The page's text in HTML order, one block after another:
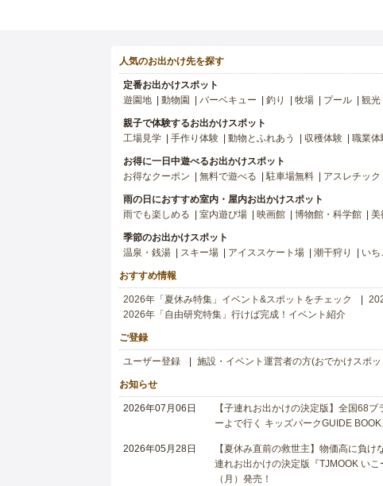
人気のお出かけ先を探す
定番お出かけスポット
遊園地
動物園 バーベキュー 釣り 牧場 プール 観光
親子で体験するお出かけスポット
工場見学
手作り体験 動物とふれあう 収穫体験 職業体
お得に一日中遊べるお出かけスポット
お得なクーポン
無料で遊べる 駐車場無料 アスレチック
雨の日におすすめ室内・屋内お出かけスポット
雨でも楽しめる
室内遊び場 映画館 博物館・科学館 美
季節のお出かけスポット
温泉・銭湯
スキー場 アイススケート場 潮干狩り いち
おすすめ情報
2026年「夏休み特集」イベント&スポットをチェック
2026年「自由研究特集」行けば完成！イベント紹介
ご登録
ユーザー登録 施設・イベント運営者の方(おでかけスポ
お知らせ
2026年07月06日
【子連れお出かけの決定版】全国68
ーよで行く キッズパークGUIDE
2026年05月28日
【夏休み直前の救世主】物価高に負
連れお出かけの決定版『TJMOOK い
（月）発売！